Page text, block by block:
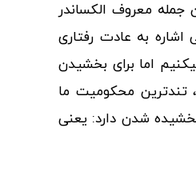
معروف الکساندر
به عادت رفتاری
اما برای بخشیدن
تندترین محکومیت ما
شدن دارد: یعنی